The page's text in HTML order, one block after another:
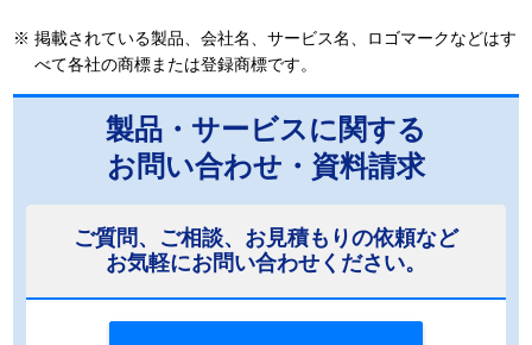
※ 掲載されている製品、会社名、サービス名、ロゴマークなどはす
べて各社の商標または登録商標です。
製品・サービスに関する
お問い合わせ・資料請求
ご質問、ご相談、お見積もりの依頼など
お気軽にお問い合わせください。